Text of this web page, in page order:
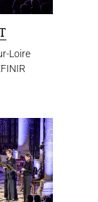
Loire